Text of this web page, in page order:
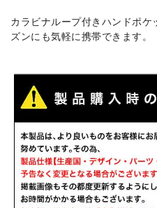
カラビナループ付きハンドポ
ズンにも気軽に携帯できます。